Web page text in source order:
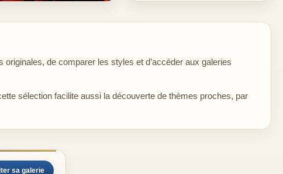
de comparer les styles et d’accéder aux galeries
sélection facilite aussi la découverte de thèmes proches, par
sa galerie